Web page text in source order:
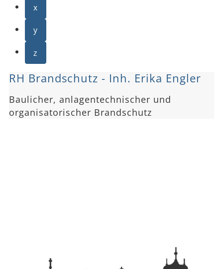
x
y
z
RH Brandschutz - Inh. Erika Engler
Baulicher, anlagentechnischer und
organisatorischer Brandschutz